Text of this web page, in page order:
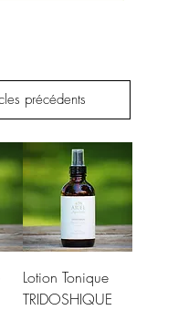
précédents
Lotion Tonique
TRIDOSHIQUE